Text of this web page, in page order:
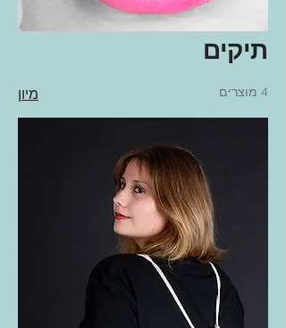
תיקים
4 מוצרים מיון